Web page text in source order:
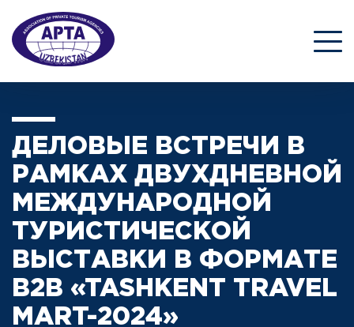
ДЕЛОВЫЕ ВСТРЕЧИ В
РАМКАХ ДВУХДНЕВНОЙ
МЕЖДУНАРОДНОЙ
ТУРИСТИЧЕСКОЙ
ВЫСТАВКИ В ФОРМАТЕ
B2B «TASHKENT TRAVEL
MART-2024»